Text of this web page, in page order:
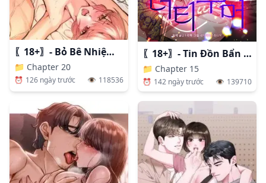
〖18+〗- Bỏ Bê Nhiệm Vụ!
📁 Chapter 20
⏰ 126 ngày trước 👁️ 118536
〖18+〗- Tin Đồn Bẩn Thỉu
📁 Chapter 15
⏰ 142 ngày trước 👁️ 139710